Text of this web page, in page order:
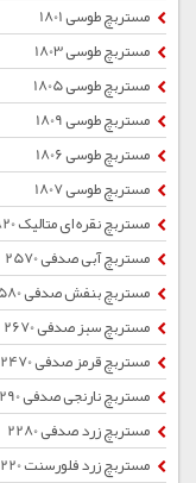
مستربچ طوسی 1801
مستربچ طوسی 1803
مستربچ طوسی 1805
مستربچ طوسی 1809
مستربچ طوسی 1806
مستربچ طوسی 1807
مستربچ نقره ای متالیک 1820
مستربچ آبی صدفی 2570
مستربچ بنفش صدفی 2580
مستربچ سبز صدفی 2670
مستربچ قرمز صدفی 2470
مستربچ نارنجی صدفی 2290
مستربچ زرد صدفی 2280
مستربچ زرد فلورسنت 1220